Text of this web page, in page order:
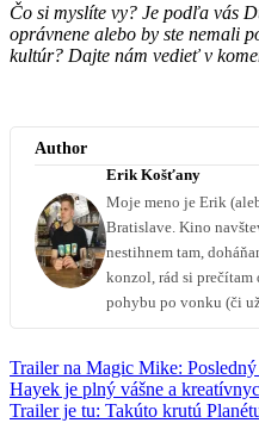
Čo si myslíte vy? Je podľa vás
oprávnene alebo by ste nemali
kultúr? Dajte nám vedieť v
Author
Erik Košťany
Moje meno je Erik
Bratislave. Kino
nestihnem tam,
konzol, rád si
pohybu po vonku (či
Trailer na Magic Mike:
Hayek je plný vášne a
Trailer je tu: Takúto krutú